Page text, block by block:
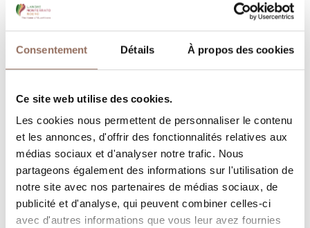
Consentement Détails À propos des cookies
Ce site web utilise des cookies.
Les cookies nous permettent de personnaliser le contenu
et les annonces, d'offrir des fonctionnalités relatives aux
médias sociaux et d'analyser notre trafic. Nous
partageons également des informations sur l'utilisation de
notre site avec nos partenaires de médias sociaux, de
publicité et d'analyse, qui peuvent combiner celles-ci
avec d'autres informations que vous leur avez fournies
Vos vacances
Programmez où dormir, où manger, quoi faire et visiter
dans chaque coin de Langhe Monferrato Roero, tout en
gardant un œil sur la météo en temps réel